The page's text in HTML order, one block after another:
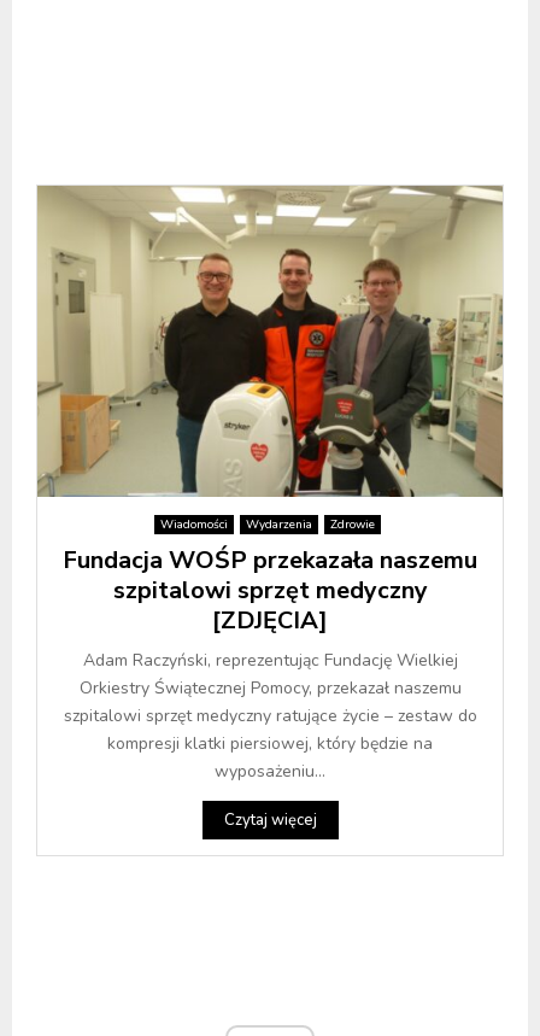
Wiadomości Wydarzenia Zdrowie
Fundacja WOŚP przekazała naszemu
szpitalowi sprzęt medyczny
[ZDJĘCIA]
Adam Raczyński, reprezentując Fundację Wielkiej
Orkiestry Świątecznej Pomocy, przekazał naszemu
szpitalowi sprzęt medyczny ratujące życie – zestaw do
kompresji klatki piersiowej, który będzie na
wyposażeniu...
Czytaj więcej